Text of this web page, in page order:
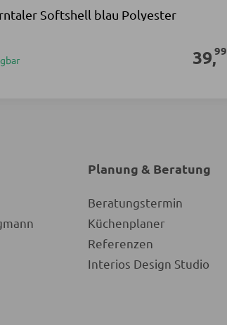
Softshell blau Polyester
39,99
Planung & Beratung
Beratungstermin
Küchenplaner
Referenzen
Interios Design Studio